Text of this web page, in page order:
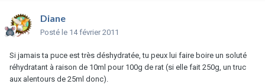
Diane
Posté le 14 février 2011
Si jamais ta puce est très déshydratée, tu peux lui faire boire un soluté
réhydratant à raison de 10ml pour 100g de rat (si elle fait 250g, un truc
aux alentours de 25ml donc).